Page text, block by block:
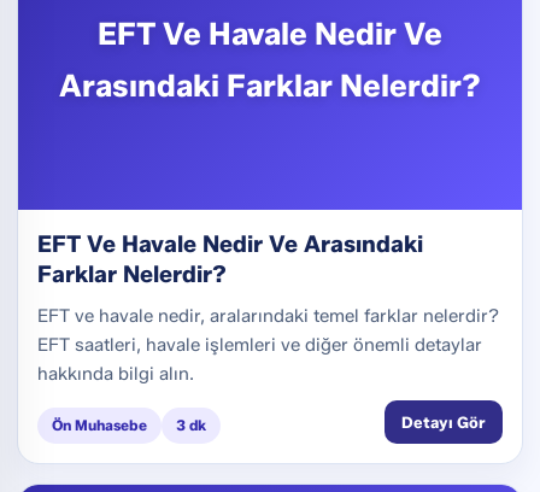
EFT Ve Havale Nedir Ve
Arasındaki Farklar Nelerdir?
EFT Ve Havale Nedir Ve Arasındaki
Farklar Nelerdir?
EFT ve havale nedir, aralarındaki temel farklar nelerdir?
EFT saatleri, havale işlemleri ve diğer önemli detaylar
hakkında bilgi alın.
Ön Muhasebe 3 dk Detayı Gör